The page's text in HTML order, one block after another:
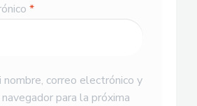
*
nombre, correo electrónico y
para la próxima